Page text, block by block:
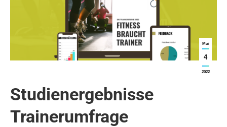
Mai
4
2022
Studienergebnisse
Trainerumfrage